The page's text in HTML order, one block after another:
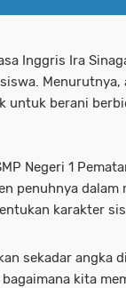
Inggris Ira
Menurutnya,
untuk berani
Negeri 1
penuhnya dalam
karakter
sekadar angka
kita